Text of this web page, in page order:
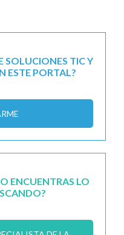
SOLUCIONES TIC Y
ESTE PORTAL?
ENCUENTRAS LO